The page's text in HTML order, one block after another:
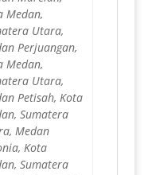
Medan,
Utara,
Perjuangan,
Medan,
Utara,
Petisah, Kota
Sumatera
Medan
Kota
Sumatera